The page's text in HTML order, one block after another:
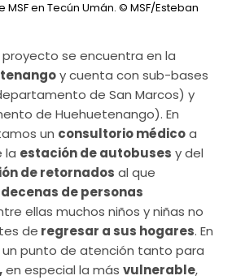
en Tecún Umán. © MSF/Esteban
se encuentra en la
y cuenta con sub-bases
de San Marcos) y
de Huehuetenango). En
un consultorio médicoa
la estación de autobuses y del
de retornados al que
decenas de personas
ellas muchos niños y niñas no
de regresar a sus hogares. En
punto de atención tanto para
en especial la más vulnerable,